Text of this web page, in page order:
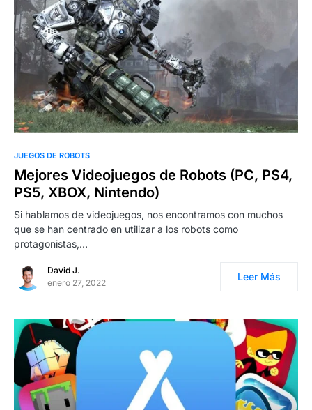
1
JUEGOS DE ROBOTS
Mejores Videojuegos de Robots (PC, PS4,
PS5, XBOX, Nintendo)
Si hablamos de videojuegos, nos encontramos con muchos
que se han centrado en utilizar a los robots como
protagonistas,…
David J.
enero 27, 2022
Leer Más